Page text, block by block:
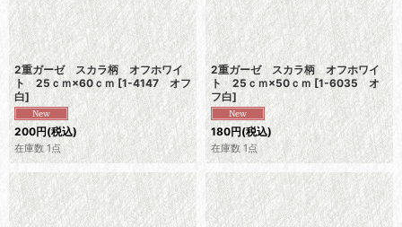
2重ガーゼ スカラ柄 オフホワイ
ト 25ｃｍ×60ｃｍ [1-4147 オフ
白]
200円(税込)
在庫数 1点
2重ガーゼ スカラ柄 オフホワイ
ト 25ｃｍ×50ｃｍ [1-6035 オ
フ白]
180円(税込)
在庫数 1点